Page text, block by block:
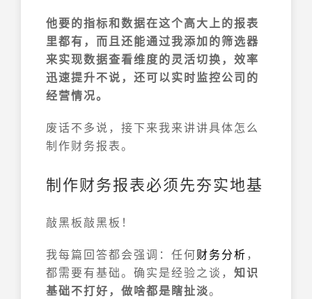
他要的指标和数据在这个高大上的报表
里都有，而且还能通过我添加的筛选器
来实现数据查看维度的灵活切换，效率
迅速提升不说，还可以实时监控公司的
经营情况。
废话不多说，接下来我来讲讲具体怎么
制作财务报表。
制作财务报表必须先夯实地基
敲黑板敲黑板！
我每篇回答都会强调：任何财务分析 ，
都需要有基础。确实是经验之谈， 知识
基础不打好，做啥都是瞎扯淡。